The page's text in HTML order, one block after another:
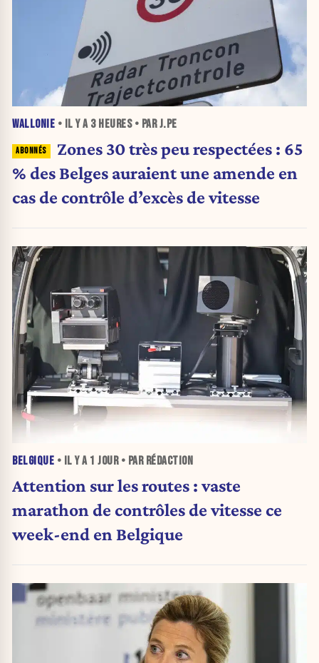
WALLONIE • IL Y A 3 HEURES• PAR J.PE
Zones 30 très peu respectées : 65
% des Belges auraient une amende en
cas de contrôle d’excès de vitesse
BELGIQUE • IL Y A 1 JOUR• PAR RÉDACTION
Attention sur les routes : vaste
marathon de contrôles de vitesse ce
week-end en Belgique